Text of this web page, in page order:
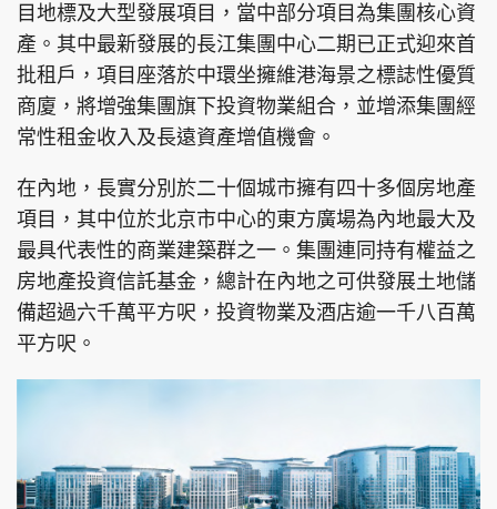
目地標及大型發展項目，當中部分項目為集團核心資
產。其中最新發展的長江集團中心二期已正式迎來首
批租戶，項目座落於中環坐擁維港海景之標誌性優質
商廈，將增強集團旗下投資物業組合，並增添集團經
常性租金收入及長遠資產增值機會。
在內地，長實分別於二十個城市擁有四十多個房地產
項目，其中位於北京市中心的東方廣場為內地最大及
最具代表性的商業建築群之一。集團連同持有權益之
房地產投資信託基金，總計在內地之可供發展土地儲
備超過六千萬平方呎，投資物業及酒店逾一千八百萬
平方呎。